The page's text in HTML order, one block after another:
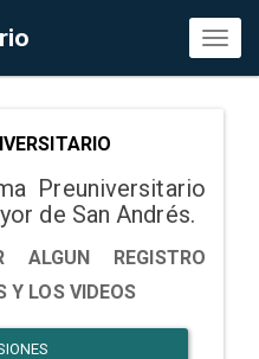
Preuniversitario
de San Andrés.
ALGUN REGISTRO
Y LOS VIDEOS